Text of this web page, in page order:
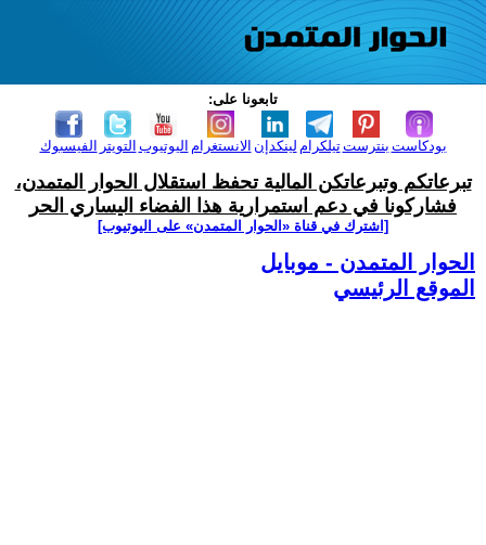
تابعونا على:
الفيسبوك التويتر اليوتيوب الانستغرام لينكدإن تيلكرامبنترست بودكاست
تبرعاتكم وتبرعاتكن المالية تحفظ استقلال الحوار المتمدن،
فشاركونا في دعم استمرارية هذا الفضاء اليساري الحر
[اشترك في قناة ‫«الحوار المتمدن» على اليوتيوب]
الحوار المتمدن - موبايل
الموقع الرئيسي